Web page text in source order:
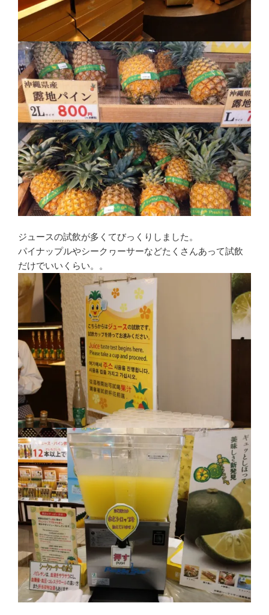
ジュースの試飲が多くてびっくりしました。
パイナップルやシークヮーサーなどたくさんあって試飲
だけでいいくらい。。